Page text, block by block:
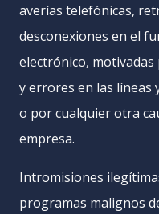
averías telefónicas,
desconexiones en el
electrónico,
y errores en las líneas
o por cualquier otra
empresa.
Intromisiones
programas malignos